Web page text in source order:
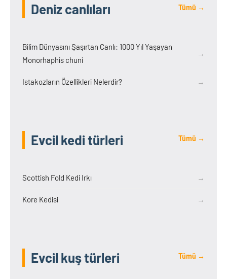
Deniz canlıları Tümü →
Bilim Dünyasını Şaşırtan Canlı: 1000 Yıl Yaşayan
Monorhaphis chuni
→
Istakozların Özellikleri Nelerdir? →
Evcil kedi türleri Tümü →
Scottish Fold Kedi Irkı →
Kore Kedisi →
Evcil kuş türleri Tümü →